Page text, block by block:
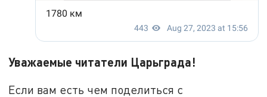
Уважаемые читатели Царьграда!
Если вам есть чем поделиться с